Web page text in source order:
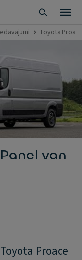
Toyota
van
Proace